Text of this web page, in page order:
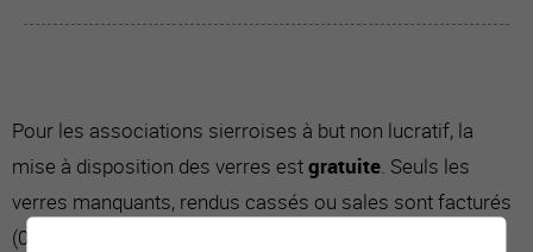
Pour les associations sierroises à but non lucratif, la
mise à disposition des verres estgratuite. Seuls les
verres manquants, rendus cassés ou sales sont facturés
(0.35 CHF le verre sale et 3 à 5 CHF le verre cassé ou